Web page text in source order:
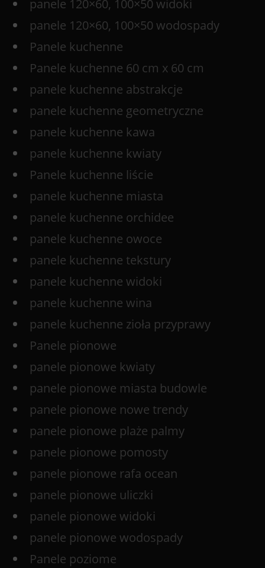
panele 120×60, 100×50 widoki
panele 120×60, 100×50 wodospady
Panele kuchenne
Panele kuchenne 60 cm x 60 cm
panele kuchenne abstrakcje
panele kuchenne geometryczne
panele kuchenne kawa
panele kuchenne kwiaty
Panele kuchenne liście
panele kuchenne miasta
panele kuchenne orchidee
panele kuchenne owoce
panele kuchenne tekstury
panele kuchenne widoki
panele kuchenne wina
panele kuchenne zioła przyprawy
Panele pionowe
panele pionowe kwiaty
panele pionowe miasta budowle
panele pionowe nowe trendy
panele pionowe plaże palmy
panele pionowe pomosty
panele pionowe rafa ocean
panele pionowe uliczki
panele pionowe widoki
panele pionowe wodospady
Panele poziome